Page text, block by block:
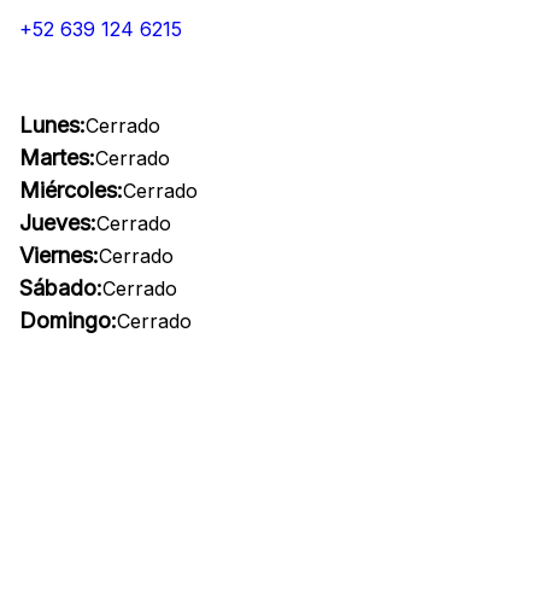
+52 639 124 6215
Lunes:Cerrado
Martes:Cerrado
Miércoles:Cerrado
Jueves:Cerrado
Viernes:Cerrado
Sábado:Cerrado
Domingo:Cerrado